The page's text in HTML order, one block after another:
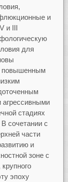
и
и III
для
повышенным
стадиях
сочетании с
части
и
зоне с
эпоху